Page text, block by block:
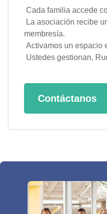
Cada familia accede
La asociación recibe
membresía.
Activamos un espacio
Ustedes gestionan,
Contáctanos